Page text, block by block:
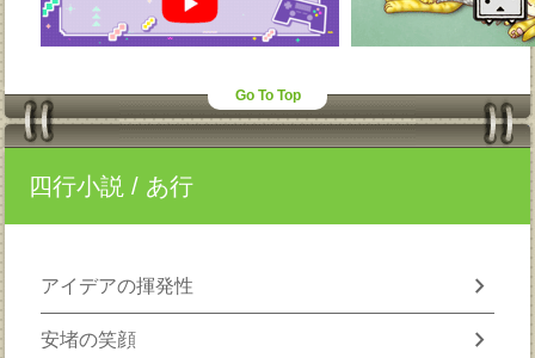
Go To Top
四行小説 / あ行
アイデアの揮発性 chevron_right
安堵の笑顔 chevron_right